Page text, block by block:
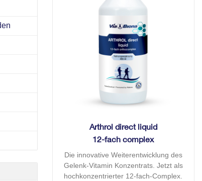
Arthrol direct liquid
12-fach complex
Die innovative Weiterentwicklung des
Gelenk-Vitamin Konzentrats. Jetzt als
hochkonzentrierter 12-fach-Complex.